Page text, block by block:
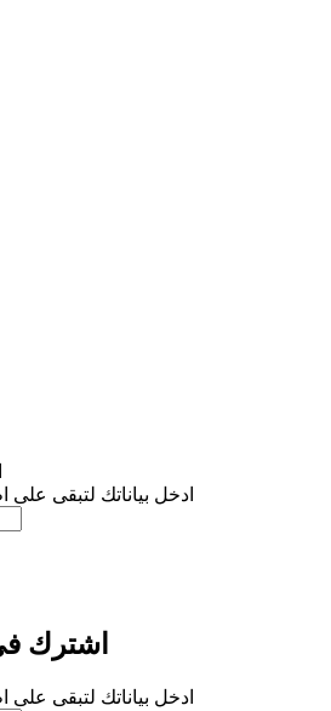
ادخل بياناتك لتبقى
اشترك
ادخل بياناتك لتبقى